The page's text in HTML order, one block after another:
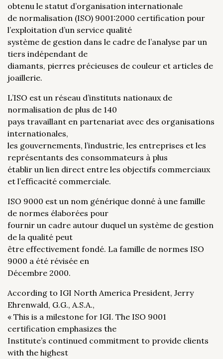
obtenu le statut d’organisation internationale
de normalisation (ISO) 9001:2000 certification pour
l’exploitation d’un service qualité
système de gestion dans le cadre de l’analyse par un
tiers indépendant de
diamants, pierres précieuses de couleur et articles de
joaillerie.
L’ISO est un réseau d’instituts nationaux de
normalisation de plus de 140
pays travaillant en partenariat avec des organisations
internationales,
les gouvernements, l’industrie, les entreprises et les
représentants des consommateurs à plus
établir un lien direct entre les objectifs commerciaux
et l’efficacité commerciale.
ISO 9000 est un nom générique donné à une famille
de normes élaborées pour
fournir un cadre autour duquel un système de gestion
de la qualité peut
être effectivement fondé. La famille de normes ISO
9000 a été révisée en
Décembre 2000.
According to IGI North America President, Jerry
Ehrenwald, G.G., A.S.A.,
« This is a milestone for IGI. The ISO 9001
certification emphasizes the
Institute’s continued commitment to provide clients
with the highest